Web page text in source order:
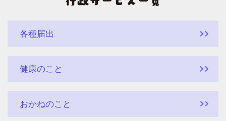
各種届出
健康のこと
おかねのこと